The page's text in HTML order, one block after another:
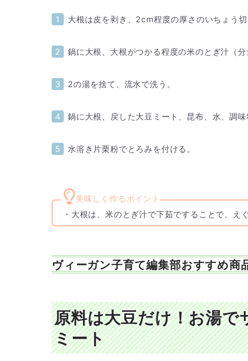
大根は皮を剥き、2cm程度の厚さのいちょう切
鍋に大根、大根がつかる程度の米のとぎ汁（
2の湯を捨て、流水で洗う。
鍋に大根、戻した大豆ミート、昆布、水、調
水溶き片栗粉でとろみを付ける。
・大根は、米のとぎ汁で下茹ですることで、え
ヴィーガン子育て編集部おすすめ商
原料は大豆だけ！お湯
ミート